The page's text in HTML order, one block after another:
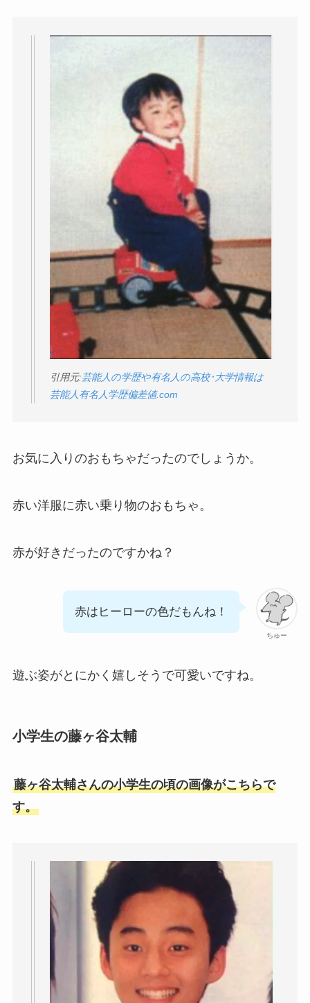
引用元:芸能人の学歴や有名人の高校･大学情報は
芸能人有名人学歴偏差値.com
お気に入りのおもちゃだったのでしょうか。
赤い洋服に赤い乗り物のおもちゃ。
赤が好きだったのですかね？
ちゅー
赤はヒーローの色だもんね！
遊ぶ姿がとにかく嬉しそうで可愛いですね。
小学生の藤ヶ谷太輔
藤ヶ谷太輔さんの小学生の頃の画像がこちらで
す。